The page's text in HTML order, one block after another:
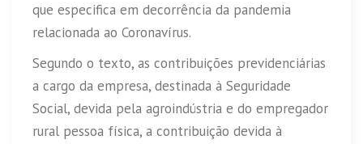
que especifica em decorrência da pandemia
relacionada ao Coronavírus.
Segundo o texto, as contribuições previdenciárias
a cargo da empresa, destinada à Seguridade
Social, devida pela agroindústria e do empregador
rural pessoa física, a contribuição devida à